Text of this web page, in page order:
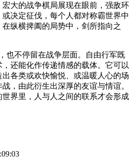
大的战争棋局展现在眼前，强敌环
决定征伐，每个人都对称霸世界中
纵横捭阖的局势中，剑所指向之
也不停留在战争层面。自由行军既
还能化作传递情感的载体。它可以
各类或欢快愉悦、或温暖人心的场
，由此衍生出深厚的友谊与情谊。
界里，人与人之间的联系才会形成